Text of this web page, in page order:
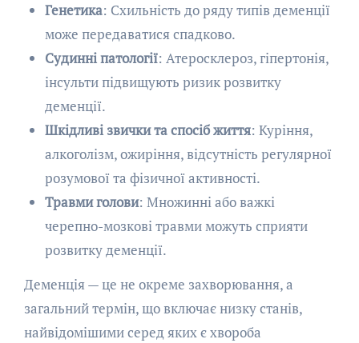
Генетика: Схильність до ряду типів деменції
може передаватися спадково.
Судинні патології: Атеросклероз, гіпертонія,
інсульти підвищують ризик розвитку
деменції.
Шкідливі звички та спосіб життя: Куріння,
алкоголізм, ожиріння, відсутність регулярної
розумової та фізичної активності.
Травми голови: Множинні або важкі
черепно-мозкові травми можуть сприяти
розвитку деменції.
Деменція — це не окреме захворювання, а
загальний термін, що включає низку станів,
найвідомішими серед яких є хвороба